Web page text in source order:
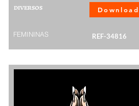
DIVERSOS Download
FEMININAS REF-34816